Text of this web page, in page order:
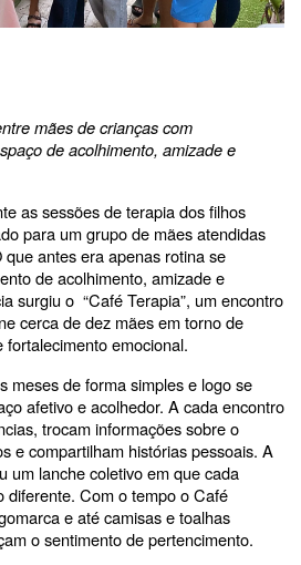
mães de crianças com
de acolhimento, amizade e
as sessões de terapia dos filhos
para um grupo de mães atendidas
antes era apenas rotina se
de acolhimento, amizade e
surgiu o “Café Terapia”, um encontro
cerca de dez mães em torno de
emocional.
meses de forma simples e logo se
afetivo e acolhedor. A cada encontro
trocam informações sobre o
e compartilham histórias pessoais. A
um lanche coletivo em que cada
diferente. Com o tempo o Café
e até camisas e toalhas
o sentimento de pertencimento.